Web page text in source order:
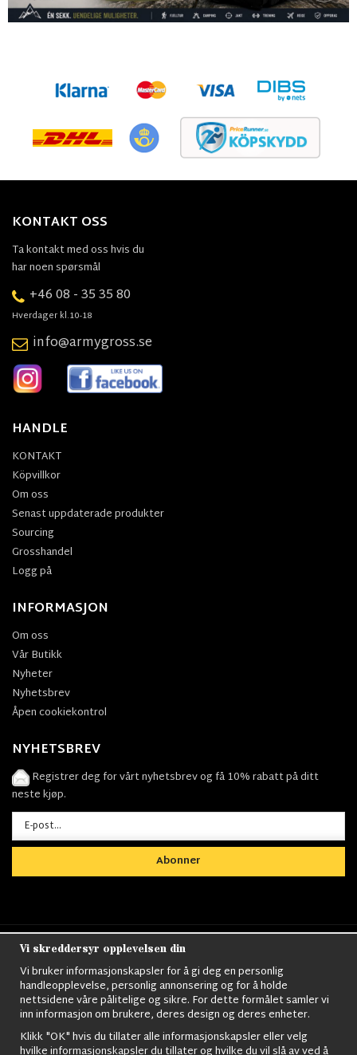
KONTAKT OSS
Ta kontakt med oss hvis du
har noen spørsmål
+46 08 - 35 35 80
Hverdager kl.10-18
info@armygross.se
HANDLE
KONTAKT
Köpvillkor
Om oss
Senast uppdaterade produkter
Sourcing
Grosshandel
Logg på
INFORMASJON
Om oss
Vår Butikk
Nyheter
Nyhetsbrev
Åpen cookiekontrol
NYHETSBREV
Registrer deg for vårt nyhetsbrev og få 10% rabatt på ditt
neste kjøp.
Abonner
Nordens största utbud av
kläder,Militärtöverskott, Militärutrustning, Ordningsvakt
utrustning,väktarkläder,Militärbyxor,Militärjackor,M65
Jackor,Bomberjackor,Militärkängor,Militära Ryggsäckar,Vintage Army
kläder,Sjömanskläder,Paracord,Gasmask,Ghillie
Vi skreddersyr opplevelsen din
Vi bruker informasjonskapsler for å gi deg en personlig
handleopplevelse, personlig annonsering og for å holde
nettsidene våre pålitelige og sikre. For dette formålet samler vi
inn informasjon om brukere, deres design og deres enheter.
Klikk "OK" hvis du tillater alle informasjonskapsler eller velg